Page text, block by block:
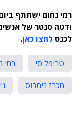
רמי נחום ישתתף
ודטה סנטר של
לכנס לחצו כאן.
טריפל סי רמי
מכרז נימבוס